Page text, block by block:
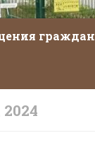
граждан